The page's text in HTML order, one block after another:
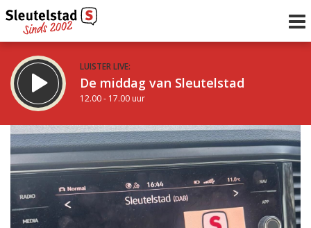
LUISTER LIVE:
De middag van Sleutelstad
12.00 - 17.00 uur
STRAKS:
Sleutelstad 30
17.00 - 19.00 uur
Vorig uur
uur 1 van 0 Volgend uur